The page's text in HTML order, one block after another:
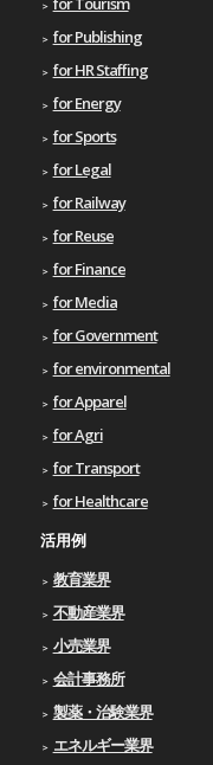
for Publishing
for HR Staffing
for Energy
for Sports
for Legal
for Railway
for Reuse
for Finance
for Media
for Government
for environmental
for Apparel
for Agri
for Transport
for Healthcare
活用例
教育業界
不動産業界
小売業界
会計事務所
製薬・治験業界
エネルギー業界